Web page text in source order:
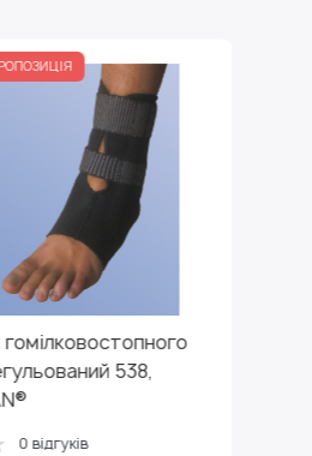
Бандаж для
суглобу із додатковим